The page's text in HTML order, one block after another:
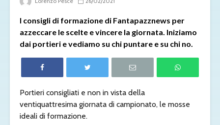
I consigli di formazione di Fantapazznews per
azzeccare le scelte e vincere la giornata. Iniziamo
dai portieri e vediamo su chi puntare e su chi no.
Portieri consigliati e non in vista della
ventiquattresima giornata di campionato, le mosse
ideali di formazione.